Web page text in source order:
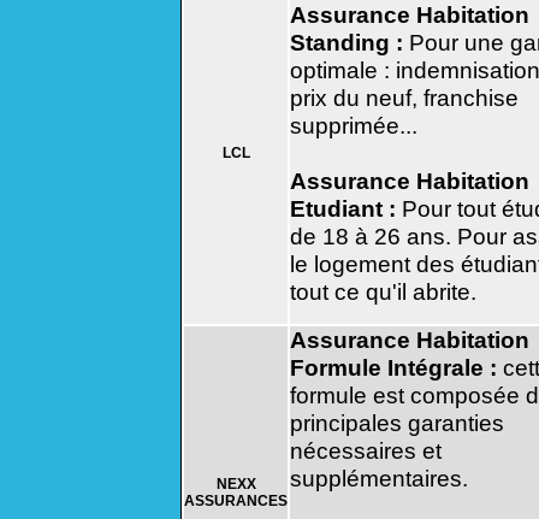
LCL
Assurance Habitation
Standing : Pour une
optimale :
prix du neuf, franchise
supprimée...
Assurance Habitation
Etudiant : Pour tout
de 18 à 26 ans. Pour
le logement des
tout ce qu'il abrite.
NEXX
ASSURANCES
Assurance Habitation
Formule Intégrale :
formule est composée
principales garanties
nécessaires et
supplémentaires.